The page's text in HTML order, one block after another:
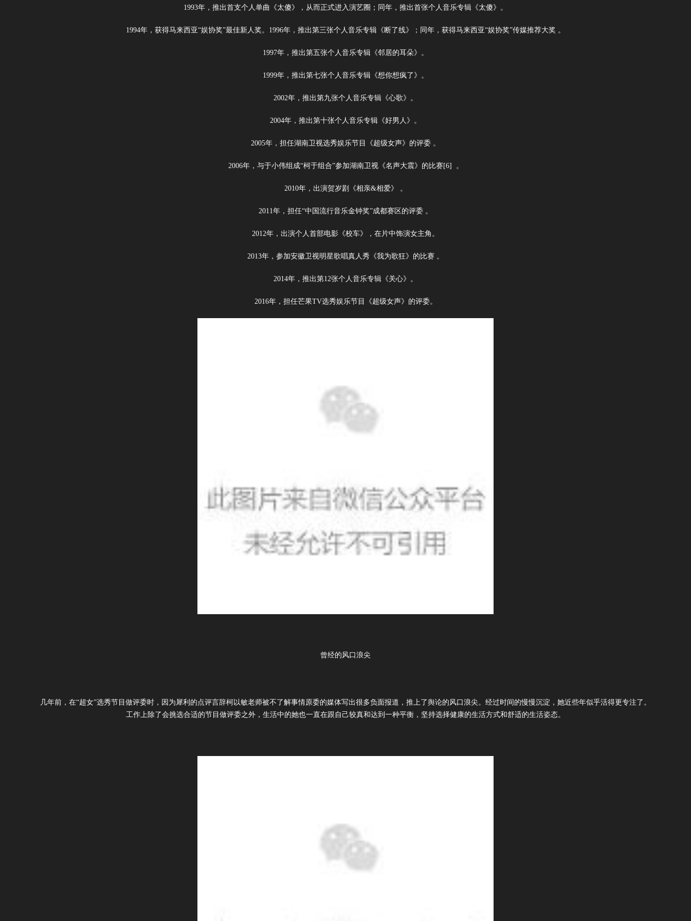
1993年，推出首支个人单曲《太傻》，从而正式进入演艺圈；同年，推出首张个人音乐专辑《太傻》。
1994年，获得马来西亚“娱协奖”最佳新人奖。1996年，推出第三张个人音乐专辑《断了线》；同年，获得马来西亚“娱协奖”传媒推荐大奖 。
1997年，推出第五张个人音乐专辑《邻居的耳朵》。
1999年，推出第七张个人音乐专辑《想你想疯了》。
2002年，推出第九张个人音乐专辑《心歌》。
2004年，推出第十张个人音乐专辑《好男人》。
2005年，担任湖南卫视选秀娱乐节目《超级女声》的评委 。
2006年，与于小伟组成“柯于组合”参加湖南卫视《名声大震》的比赛[6] 。
2010年，出演贺岁剧《相亲&相爱》 。
2011年，担任“中国流行音乐金钟奖”成都赛区的评委 。
2012年，出演个人首部电影《校车》，在片中饰演女主角。
2013年，参加安徽卫视明星歌唱真人秀《我为歌狂》的比赛 。
2014年，推出第12张个人音乐专辑《关心》。
2016年，担任芒果TV选秀娱乐节目《超级女声》的评委。
曾经的风口浪尖
几年前，在“超女”选秀节目做评委时，因为犀利的点评言辞柯以敏老师被不了解事情原委的媒体写出很多负面报道，推上了舆论的风口浪尖。经过时间的慢慢沉淀，她近些年似乎活得更专注了。
工作上除了会挑选合适的节目做评委之外，生活中的她也一直在跟自己较真和达到一种平衡，坚持选择健康的生活方式和舒适的生活姿态。